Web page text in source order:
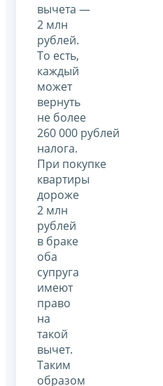
вычета —
2 млн
рублей.
То есть,
каждый
может
вернуть
не более
260 000 рублей
налога.
При покупке
квартиры
дороже
2 млн
рублей
в браке
оба
супруга
имеют
право
на
такой
вычет.
Таким
образом